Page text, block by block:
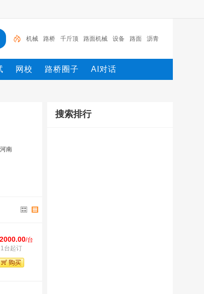
机械 路桥 千斤顶 路面机械 设备 路面 沥青
施工 钢筋 工程
网校 路桥圈子 AI对话
河南
/台
1台起订
搜索排行